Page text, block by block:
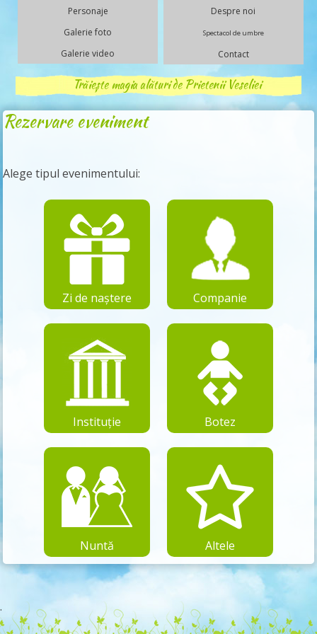
Personaje
Galerie foto
Galerie video
Despre noi
Spectacol de umbre
Contact
Trăiește magia alături de Prietenii Veseliei
Rezervare eveniment
Alege tipul evenimentului:
Zi de naștere Companie
Instituție Botez
Nuntă Altele